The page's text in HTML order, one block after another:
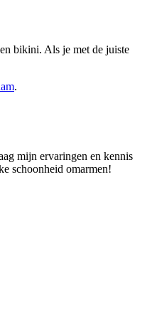
bikini. Als je met de juiste
.
mijn ervaringen en kennis
schoonheid omarmen!